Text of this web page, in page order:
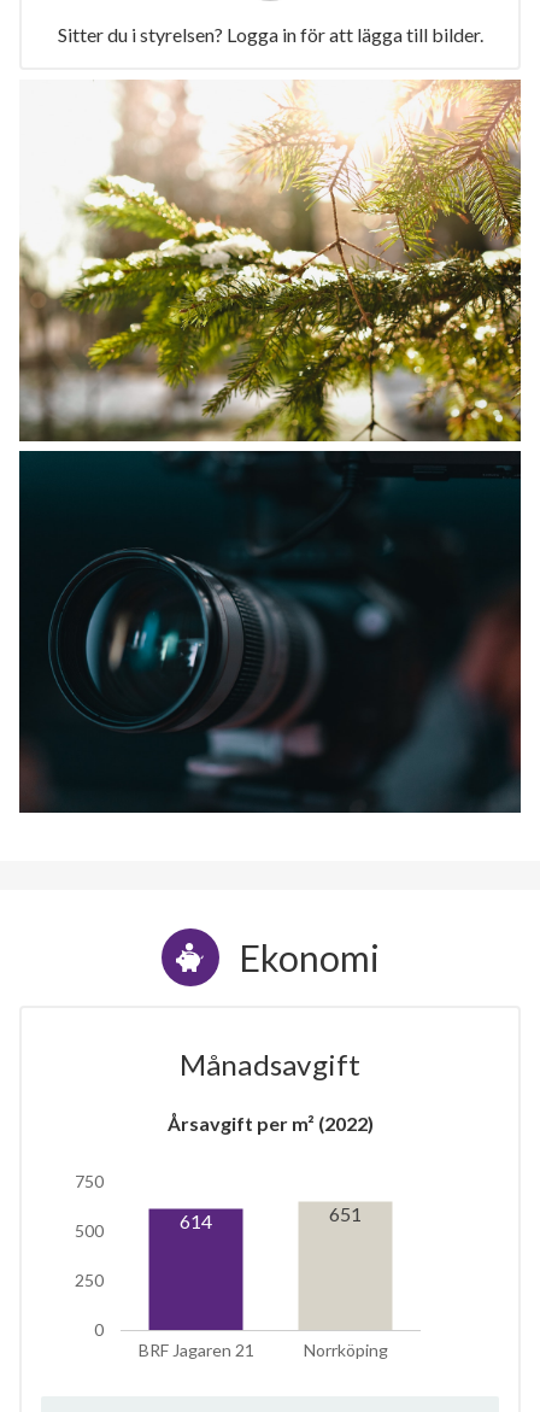
Sitter du i styrelsen? Logga in för att lägga till bilder.
Ekonomi
Månadsavgift
Årsavgift per m² (2022)
BRF Jagaren 21 Norrköping
0
250
500
750
614 651